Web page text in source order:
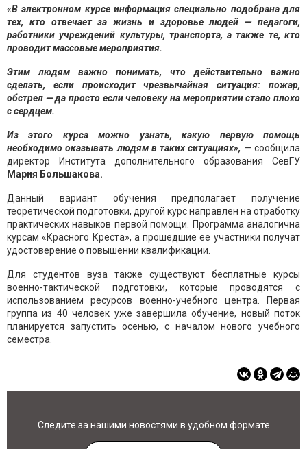
«В электронном курсе информация специально подобрана для
тех, кто отвечает за жизнь и здоровье людей — педагоги,
работники учреждений культуры, транспорта, а также те, кто
проводит массовые мероприятия.
Этим людям важно понимать, что действительно важно
сделать, если происходит чрезвычайная ситуация: пожар,
обстрел — да просто если человеку на мероприятии стало плохо
с сердцем.
Из этого курса можно узнать, какую первую помощь
необходимо оказывать людям в таких ситуациях», — сообщила
директор Института дополнительного образования СевГУ
Мария Большакова.
Данный вариант обучения предполагает получение
теоретической подготовки, другой курс направлен на отработку
практических навыков первой помощи. Программа аналогична
курсам «Красного Креста», а прошедшие ее участники получат
удостоверение о повышении квалификации.
Для студентов вуза также существуют бесплатные курсы
военно-тактической подготовки, которые проводятся с
использованием ресурсов военно-учебного центра. Первая
группа из 40 человек уже завершила обучение, новый поток
планируется запустить осенью, с началом нового учебного
семестра.
Следите за нашими новостями в удобном формате